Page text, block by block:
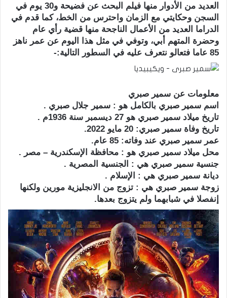
العديد من الأدوار منها فيلم البحث عن فضيحة و30 يوم في
السجن وحكايتي مع الزمان واحترس من الخط، كما قدم في
الدراما العديد من الأعمال الناجحة منها قضية رأي عام
وحضرة المتهم أبي، وتوفي في مثل هذا اليوم عن عمر ناهز
85 عاما فتعالو نتعرف عليه في السطور التالية:-
معلومات عن سمير صبري
اسم سمير صبري بالكامل هو : سمير جلال صبري .
تاريخ ميلاد سمير صبري هو 27 ديسمبر سنة 1936م .
تاريخ وفاة سمير صبري: 20 مايو 2022.
عمر سمير صبري عند وفاته: 85 عام.
محل ميلاد سمير صبري هو : محافظة الإسكندرية – مصر .
جنسية سمير صبري هي : الجنسية المصرية .
ديانة سمير صبري هي : الإسلام .
زوجة سمير صبري هي : تزوج من الانجليزية مورين ولكنها
إنفصلا في شبابهما ولم يتزوج بعدها.